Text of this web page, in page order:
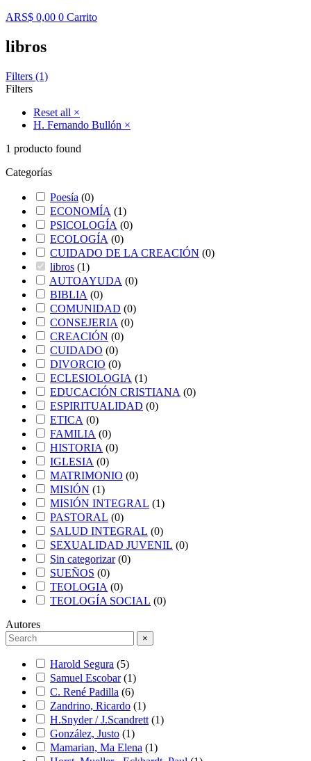
ARS$ 0,00 0 Carrito
libros
Filters (1)
Filters
Reset all ×
H. Fernando Bullón ×
1 producto found
Categorías
Poesía (0)
ECONOMÍA (1)
PSICOLOGÍA (0)
ECOLOGÍA (0)
CUIDADO DE LA CREACIÓN (0)
libros (1)
AUTOAYUDA (0)
BIBLIA (0)
COMUNIDAD (0)
CONSEJERIA (0)
CREACIÓN (0)
CUIDADO (0)
DIVORCIO (0)
ECLESIOLOGIA (1)
EDUCACIÓN CRISTIANA (0)
ESPIRITUALIDAD (0)
ETICA (0)
FAMILIA (0)
HISTORIA (0)
IGLESIA (0)
MATRIMONIO (0)
MISIÓN (1)
MISIÓN INTEGRAL (1)
PASTORAL (0)
SALUD INTEGRAL (0)
SEXUALIDAD JUVENIL (0)
Sin categorizar (0)
SUEÑOS (0)
TEOLOGIA (0)
TEOLOGÍA SOCIAL (0)
Autores
×
Harold Segura (5)
Samuel Escobar (1)
C. René Padilla (6)
Zandrino, Ricardo (1)
H.Snyder / J.Scandrett (1)
González, Justo (1)
Mamarian, Ma Elena (1)